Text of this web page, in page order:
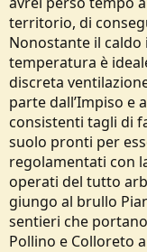
territorio, di
Nonostante il
temperatura è
discreta
parte dall’Impiso e
consistenti tagli di
suolo pronti per
regolamentati con
operati del tutto
giungo al brullo
sentieri che
Pollino e Colloreto